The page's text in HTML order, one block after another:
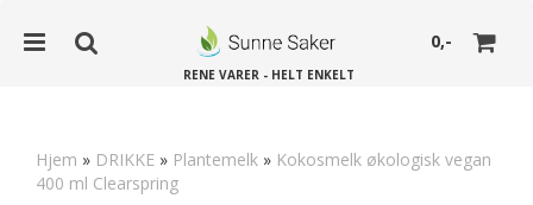
0,-
RENE VARER - HELT ENKELT
Hjem » DRIKKE » Plantemelk » Kokosmelk økologisk vegan
400 ml Clearspring